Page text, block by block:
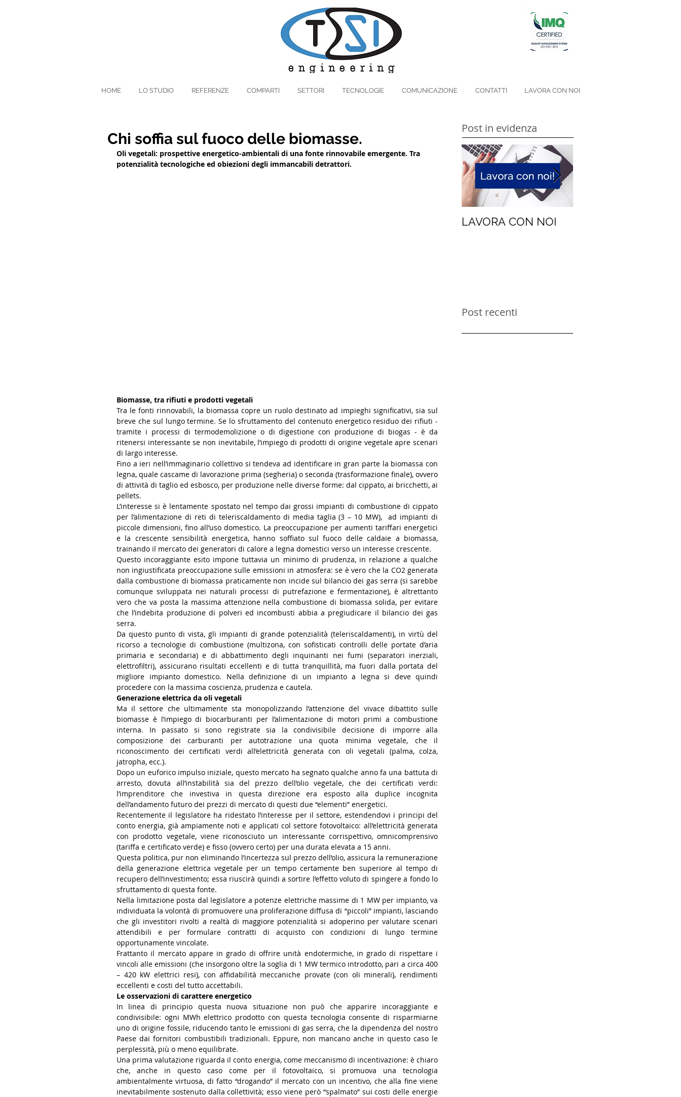
HOME LO STUDIO REFERENZE COMPARTI SETTORI TECNOLOGIE COMUNICAZIONE CONTATTI LAVORA CON NOI
Chi soffia sul fuoco delle biomasse.
Oli vegetali: prospettive energetico-ambientali di una fonte rinnovabile emergente. Tra
potenzialità tecnologiche ed obiezioni degli immancabili detrattori.
Biomasse, tra rifiuti e prodotti vegetali
Tra le fonti rinnovabili, la biomassa copre un ruolo destinato ad impieghi significativi, sia sul
breve che sul lungo termine. Se lo sfruttamento del contenuto energetico residuo dei rifiuti -
tramite i processi di termodemolizione o di digestione con produzione di biogas - è da
ritenersi interessante se non inevitabile, l’impiego di prodotti di origine vegetale apre scenari
di largo interesse.
Fino a ieri nell’immaginario collettivo si tendeva ad identificare in gran parte la biomassa con
legna, quale cascame di lavorazione prima (segheria) o seconda (trasformazione finale), ovvero
di attività di taglio ed esbosco, per produzione nelle diverse forme: dal cippato, ai bricchetti, ai
pellets.
L’interesse si è lentamente spostato nel tempo dai grossi impianti di combustione di cippato
per l’alimentazione di reti di teleriscaldamento di media taglia (3 – 10 MW),  ad impianti di
piccole dimensioni, fino all’uso domestico. La preoccupazione per aumenti tariffari energetici
e la crescente sensibilità energetica, hanno soffiato sul fuoco delle caldaie a biomassa,
trainando il mercato dei generatori di calore a legna domestici verso un interesse crescente.
Questo incoraggiante esito impone tuttavia un minimo di prudenza, in relazione a qualche
non ingiustificata preoccupazione sulle emissioni in atmosfera: se è vero che la CO2 generata
dalla combustione di biomassa praticamente non incide sul bilancio dei gas serra (si sarebbe
comunque sviluppata nei naturali processi di putrefazione e fermentazione), è altrettanto
vero che va posta la massima attenzione nella combustione di biomassa solida, per evitare
che l’indebita produzione di polveri ed incombusti abbia a pregiudicare il bilancio dei gas
serra.
Da questo punto di vista, gli impianti di grande potenzialità (teleriscaldamenti), in virtù del
ricorso a tecnologie di combustione (multizona, con sofisticati controlli delle portate d’aria
primaria e secondaria) e di abbattimento degli inquinanti nei fumi (separatori inerziali,
elettrofiltri), assicurano risultati eccellenti e di tutta tranquillità, ma fuori dalla portata del
migliore impianto domestico. Nella definizione di un impianto a legna si deve quindi
procedere con la massima coscienza, prudenza e cautela.
Generazione elettrica da oli vegetali
Ma il settore che ultimamente sta monopolizzando l’attenzione del vivace dibattito sulle
biomasse è l’impiego di biocarburanti per l’alimentazione di motori primi a combustione
interna. In passato si sono registrate sia la condivisibile decisione di imporre alla
composizione dei carburanti per autotrazione una quota minima vegetale, che il
riconoscimento dei certificati verdi all’elettricità generata con oli vegetali (palma, colza,
jatropha, ecc.).
Dopo un euforico impulso iniziale, questo mercato ha segnato qualche anno fa una battuta di
arresto, dovuta all’instabilità sia del prezzo dell’olio vegetale, che dei certificati verdi:
l’imprenditore che investiva in questa direzione era esposto alla duplice incognita
dell’andamento futuro dei prezzi di mercato di questi due “elementi” energetici.
Recentemente il legislatore ha ridestato l’interesse per il settore, estendendovi i principi del
conto energia, già ampiamente noti e applicati col settore fotovoltaico: all’elettricità generata
con prodotto vegetale, viene riconosciuto un interessante corrispettivo, omnicomprensivo
(tariffa e certificato verde) e fisso (ovvero certo) per una durata elevata a 15 anni.
Questa politica, pur non eliminando l’incertezza sul prezzo dell’olio, assicura la remunerazione
della generazione elettrica vegetale per un tempo certamente ben superiore al tempo di
recupero dell’investimento; essa riuscirà quindi a sortire l’effetto voluto di spingere a fondo lo
sfruttamento di questa fonte.
Nella limitazione posta dal legislatore a potenze elettriche massime di 1 MW per impianto, va
individuata la volontà di promuovere una proliferazione diffusa di “piccoli” impianti, lasciando
che gli investitori rivolti a realtà di maggiore potenzialità si adoperino per valutare scenari
attendibili e per formulare contratti di acquisto con condizioni di lungo termine
opportunamente vincolate.
Frattanto il mercato appare in grado di offrire unità endotermiche, in grado di rispettare i
vincoli alle emissioni (che insorgono oltre la soglia di 1 MW termico introdotto, pari a circa 400
– 420 kW elettrici resi), con affidabilità meccaniche provate (con oli minerali), rendimenti
eccellenti e costi del tutto accettabili.
Le osservazioni di carattere energetico
In linea di principio questa nuova situazione non può che apparire incoraggiante e
condivisibile: ogni MWh elettrico prodotto con questa tecnologia consente di risparmiarne
uno di origine fossile, riducendo tanto le emissioni di gas serra, che la dipendenza del nostro
Paese dai fornitori combustibili tradizionali. Eppure, non mancano anche in questo caso le
perplessità, più o meno equilibrate.
Una prima valutazione riguarda il conto energia, come meccanismo di incentivazione: è chiaro
che, anche in questo caso come per il fotovoltaico, si promuova una tecnologia
ambientalmente virtuosa, di fatto “drogando” il mercato con un incentivo, che alla fine viene
inevitabilmente sostenuto dalla collettività; esso viene però “spalmato” sui costi delle energie
Post in evidenza
LAVORA CON NOI
Post recenti